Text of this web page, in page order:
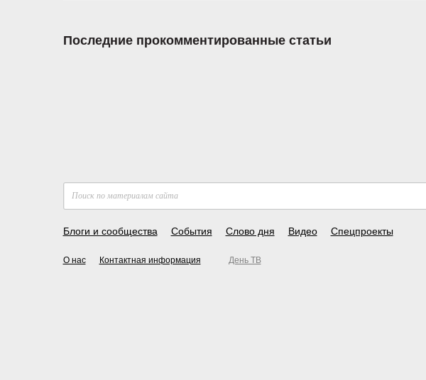
Последние прокомментированные статьи
Блоги и сообщества События Слово дня Видео Спецпроекты
О нас Контактная информация День ТВ